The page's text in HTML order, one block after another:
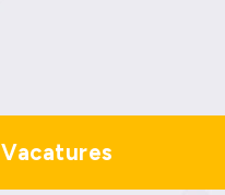
Vacatures